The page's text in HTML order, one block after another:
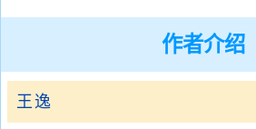
作者介绍
王逸